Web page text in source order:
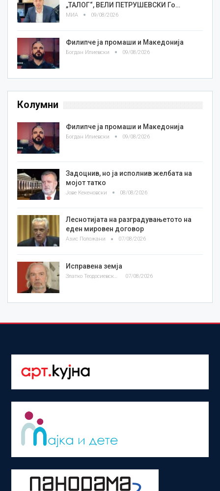
„ТАЛОГ“, ВЕЛИ ПЕТРУШЕВСКИ Го…
МИА 09/08/2026
Филипче ја промаши и Македонија
Богдан Илиевски 09/08/2026
Колумни
Филипче ја промаши и Македонија
Богдан Илиевски 09/08/2026
Задоцнив, но ја исполнив желбата на
мојот татко
Јове Кекеновски 08/08/2026
Леснотијата на разградувањетото на
еден мировен договор
Азис Положани 07/08/2026
Исправена земја
Златко Теодосиевски 07/08/2026